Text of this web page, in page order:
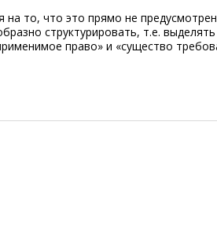
на то, что это прямо не
структурировать, т.е.
право» и «существо